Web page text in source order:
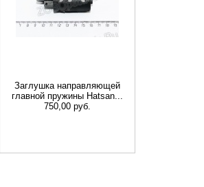
Заглушка направляющей
главной пружины Hatsan...
750,00 руб.